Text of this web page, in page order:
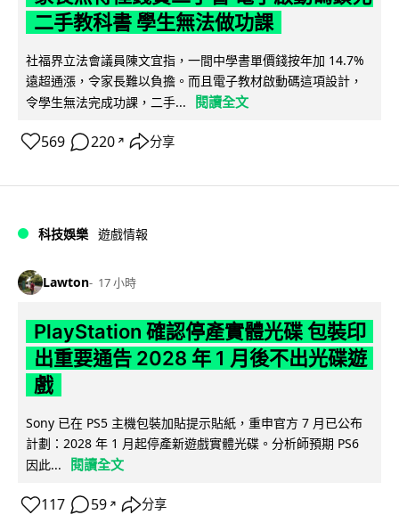
二手教科書 學生無法做功課
社福界立法會議員陳文宜指，一間中學書單價錢按年加 14.7%
遠超通漲，令家長難以負擔。而且電子教材啟動碼這項設計，
令學生無法完成功課，二手...
閱讀全文
569 220 ↗ 分享
科技娛樂 遊戲情報
Lawton 17 小時
PlayStation 確認停產實體光碟 包裝印
出重要通告 2028 年 1 月後不出光碟遊
戲
Sony 已在 PS5 主機包裝加貼提示貼紙，重申官方 7 月已公布
計劃：2028 年 1 月起停產新遊戲實體光碟。分析師預期 PS6
因此...
閱讀全文
117 59 ↗ 分享